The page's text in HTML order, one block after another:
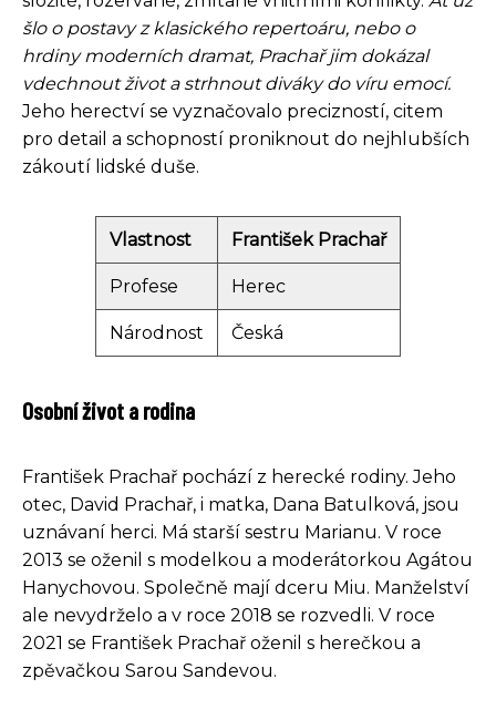
šlo o postavy z klasického repertoáru, nebo o
hrdiny moderních dramat, Prachař jim dokázal
vdechnout život a strhnout diváky do víru emocí.
Jeho herectví se vyznačovalo precizností, citem
pro detail a schopností proniknout do nejhlubších
zákoutí lidské duše.
Vlastnost František Prachař
Profese Herec
Národnost Česká
Osobní život a rodina
František Prachař pochází z herecké rodiny. Jeho
otec, David Prachař, i matka, Dana Batulková, jsou
uznávaní herci. Má starší sestru Marianu. V roce
2013 se oženil s modelkou a moderátorkou Agátou
Hanychovou. Společně mají dceru Miu. Manželství
ale nevydrželo a v roce 2018 se rozvedli. V roce
2021 se František Prachař oženil s herečkou a
zpěvačkou Sarou Sandevou.